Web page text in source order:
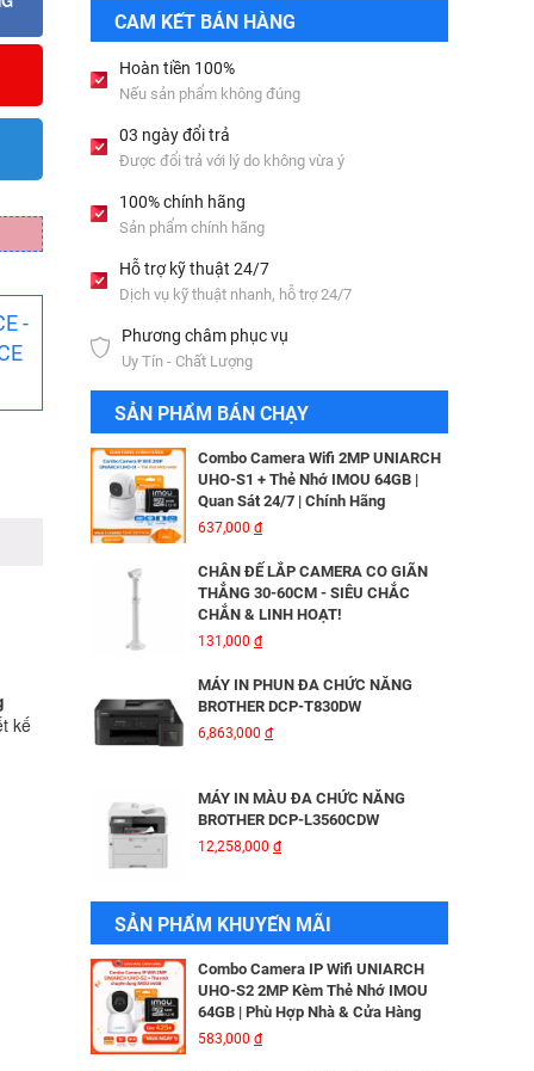
-
kế
CAM KẾT BÁN HÀNG
Hoàn tiền 100%
Nếu sản phẩm không đúng
03 ngày đổi trả
Được đổi trả với lý do không vừa ý
100% chính hãng
Sản phẩm chính hãng
Hỗ trợ kỹ thuật 24/7
Dịch vụ kỹ thuật nhanh, hỗ trợ 24/7
Phương châm phục vụ
Uy Tín - Chất Lượng
SẢN PHẨM BÁN CHẠY
Bộ lưu điện UPS Online SANTAK
C6KS_LCD
2WT Kèm Thẻ Nhớ IMOU 64GB |
Xem Từ Xa | Dễ Lắp Đặt
Camera IP Wifi 2MP UNIARCH UHO-
Từ Xa | Dễ Lắp Đặt
624,000đ
Combo Camera IP Wifi UNIARCH
UHO-S2 2MP Kèm Thẻ Nhớ IMOU
64GB | Phù Hợp Nhà & Cửa Hàng
583,000 đ
Combo Camera Wifi 2MP UNIARCH
UHO-S1 + Thẻ Nhớ IMOU 64GB |
Quan Sát 24/7 | Chính Hãng
637,000 đ
CHÂN ĐẾ LẮP CAMERA CO GIÃN
THẲNG 30-60CM - SIÊU CHẮC
CHẮN & LINH HOẠT!
131,000 đ
MÁY IN PHUN ĐA CHỨC NĂNG
BROTHER DCP-T830DW
6,863,000 đ
MÁY IN MÀU ĐA CHỨC NĂNG
BROTHER DCP-L3560CDW
12,258,000 đ
MÁY IN BROTHER DCP - B7640DW
MÁY IN BROTHER DCP-B7620DW
5,690,000
SẢN PHẨM KHUYẾN MÃI
Camera IP Dome 4.0 Megapixel
HIKVISION DS-2CD2346G2-ISU/SL​
3,256,000
Camera IP HIKVISION DS-
3,344,000đ
Camera IP Turret 4MP Hikvision DS-
2CD2343G2-LI2U
2,326,000
Camera IP AcuSense thân trụ 2MP
HIKVISION DS-2CD2026G2-IU/SL
3,816,000đ
BỘ MỞ RỘNG CÁP QUANG HDMI
KVM MT-VIKI MT-HK020
5,600,000đ
Camera IP Wifi 2MP UNIARCH T1L-
425,000đ
Camera IP Wifi 2MP UNIARCH UHO-
Từ Xa | Dễ Lắp Đặt
624,000đ
Combo Camera IP Wifi UNIARCH
UHO-S2 2MP Kèm Thẻ Nhớ IMOU
64GB | Phù Hợp Nhà & Cửa Hàng
583,000 đ